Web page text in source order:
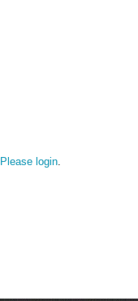
Please login.